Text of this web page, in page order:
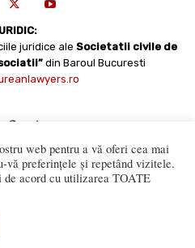
juridice ale Societatii civile de
din Baroul Bucuresti
© Copyright 2008 -
web pentru a vă oferi cea mai
vă preferințele și repetând vizitele.
acord cu utilizarea TOATE